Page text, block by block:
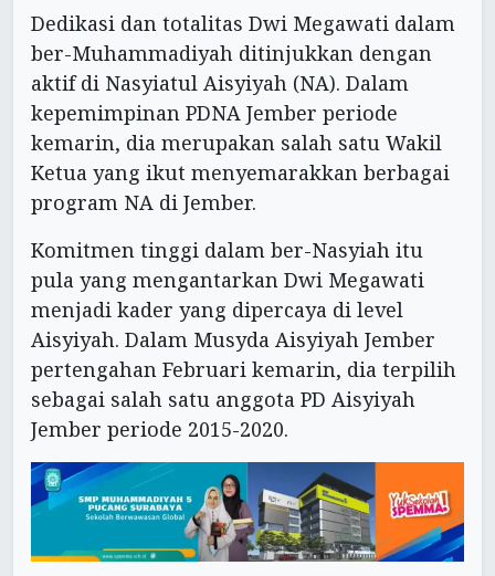
Dedikasi dan totalitas Dwi Megawati dalam
ber-Muhammadiyah ditinjukkan dengan
aktif di Nasyiatul Aisyiyah (NA). Dalam
kepemimpinan PDNA Jember periode
kemarin, dia merupakan salah satu Wakil
Ketua yang ikut menyemarakkan berbagai
program NA di Jember.
Komitmen tinggi dalam ber-Nasyiah itu
pula yang mengantarkan Dwi Megawati
menjadi kader yang dipercaya di level
Aisyiyah. Dalam Musyda Aisyiyah Jember
pertengahan Februari kemarin, dia terpilih
sebagai salah satu anggota PD Aisyiyah
Jember periode 2015-2020.